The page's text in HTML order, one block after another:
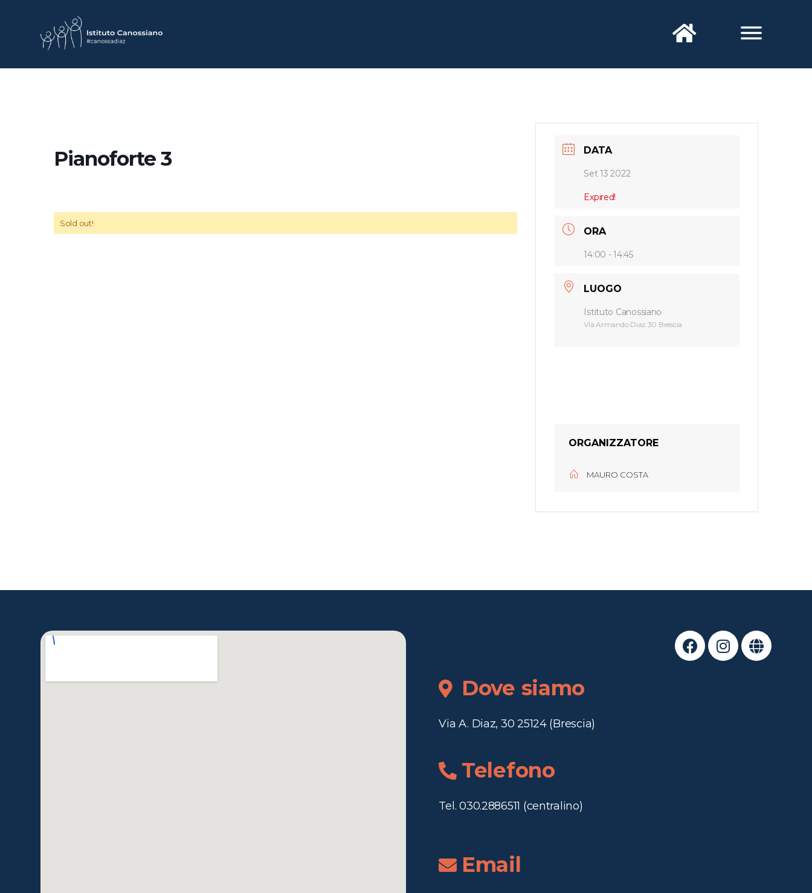
Pianoforte 3
Sold out!
DATA
Set 13 2022
Expired!
ORA
14:00 - 14:45
LUOGO
Istituto Canossiano
Via Armando Diaz 30 Brescia
ORGANIZZATORE
MAURO COSTA
Dove siamo
Via A. Diaz, 30 25124 (Brescia)
Telefono
Tel. 030.2886511 (centralino)
Email